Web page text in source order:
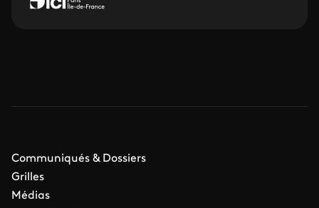
Communiqués & Dossiers
Grilles
Médias